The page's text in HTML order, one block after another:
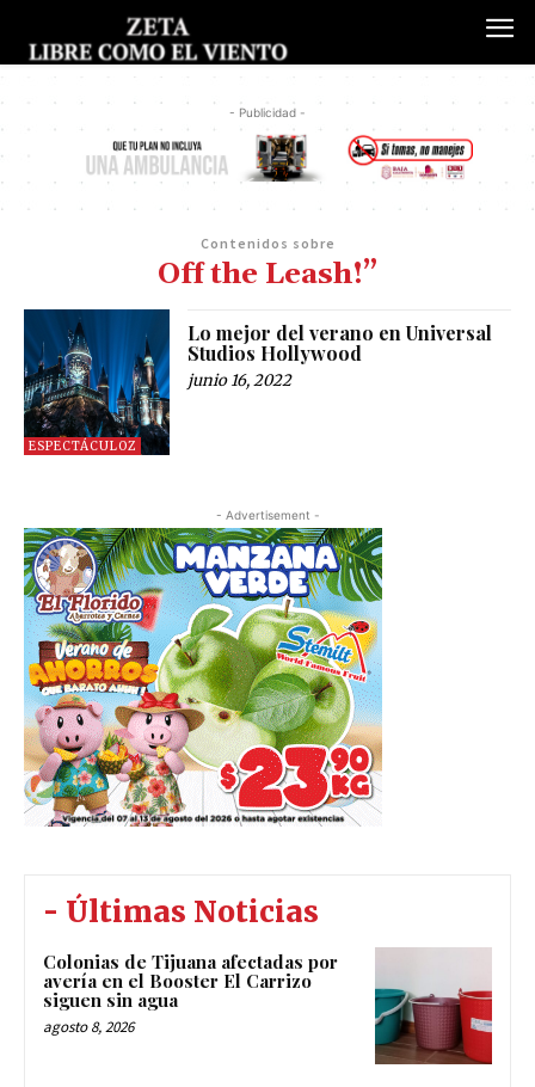
- Publicidad -
Contenidos sobre
Off the Leash!”
ESPECTÁCULOZ
Lo mejor del verano en Universal
Studios Hollywood
junio 16, 2022
- Advertisement -
- Últimas Noticias
Colonias de Tijuana afectadas por
avería en el Booster El Carrizo
siguen sin agua
agosto 8, 2026